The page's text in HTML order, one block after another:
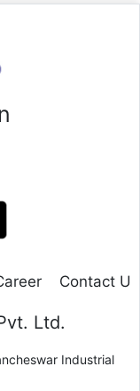
Contact Us
Ltd.
Industrial